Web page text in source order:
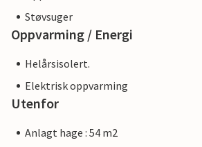
Støvsuger
Oppvarming / Energi
Helårsisolert.
Elektrisk oppvarming
Utenfor
Anlagt hage : 54 m2